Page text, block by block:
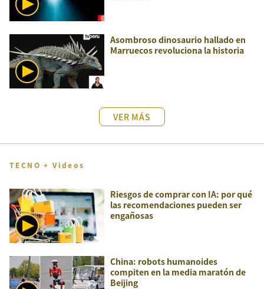
Asombroso dinosaurio hallado en
Marruecos revoluciona la historia
VER MÁS
TECNO + Videos
Riesgos de comprar con IA: por qué
las recomendaciones pueden ser
engañosas
China: robots humanoides
compiten en la media maratón de
Beijing